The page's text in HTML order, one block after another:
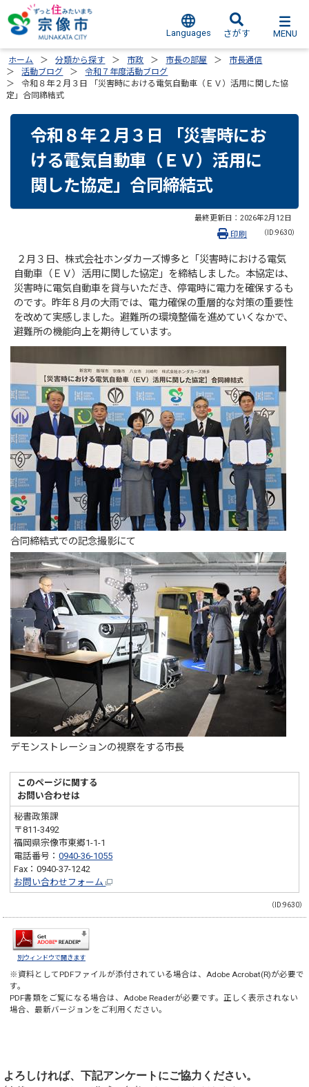
Languages さがす MENU
ホーム 分類から探す 市政 市長の部屋
市長通信
活動ブログ
令和７年度活動ブログ
令和８年２月３日 「災害時における電気自動車（ＥＶ）活用に関した協
定」合同締結式
令和８年２月３日 「災害時にお
ける電気自動車（ＥＶ）活用に
関した協定」合同締結式
最終更新日： 2026年2月12日
（ID:9630）
印刷
２月３日、株式会社ホンダカーズ博多と「災害時における電気
自動車（ＥＶ）活用に関した協定」を締結しました。本協定は、
災害時に電気自動車を貸与いただき、停電時に電力を確保するも
のです。昨年８月の大雨では、電力確保の重層的な対策の重要性
を改めて実感しました。避難所の環境整備を進めていくなかで、
避難所の機能向上を期待しています。
合同締結式での記念撮影にて
デモンストレーションの視察をする市長
このページに関する
お問い合わせは
秘書政策課
〒811-3492
福岡県宗像市東郷1-1-1
電話番号：0940-36-1055
Fax：0940-37-1242
お問い合わせフォーム
（ID:9630）
別ウィンドウで開きます
※資料としてPDFファイルが添付されている場合は、 Adobe Acrobat(R)が必要で
す。
PDF書類をご覧になる場合は、 Adobe Readerが必要です。正しく表示されない
場合、最新バージョンをご利用ください。